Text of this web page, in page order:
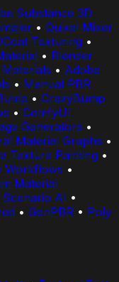
Substance 3D
• Quixel Mixer
Texturing •
• Blender
• Adobe
• Manual PBR
• CrazyBump
• ComfyUI
Generators •
Material Graphs •
Texture Painting •
Workflows •
Material
Scenario AI •
• GenPBR • Poly